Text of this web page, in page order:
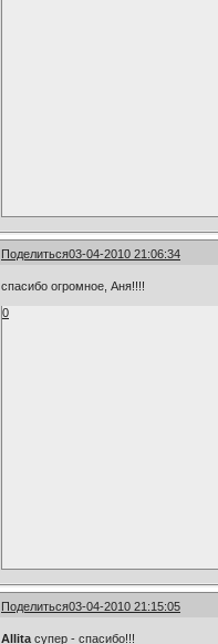
Поделиться03-04-2010 21:06:34
спасибо огромное, Аня!!!!
0
Поделиться03-04-2010 21:15:05
Allita супер - спасибо!!!